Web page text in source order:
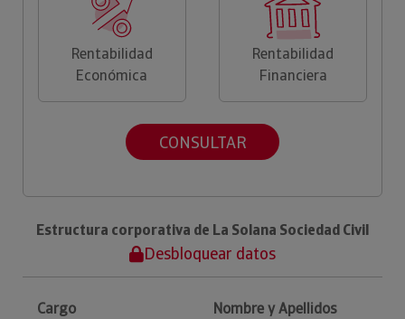
Rentabilidad
Económica
Rentabilidad
Financiera
CONSULTAR
Estructura corporativa de La Solana Sociedad Civil
Desbloquear datos
Cargo Nombre y Apellidos